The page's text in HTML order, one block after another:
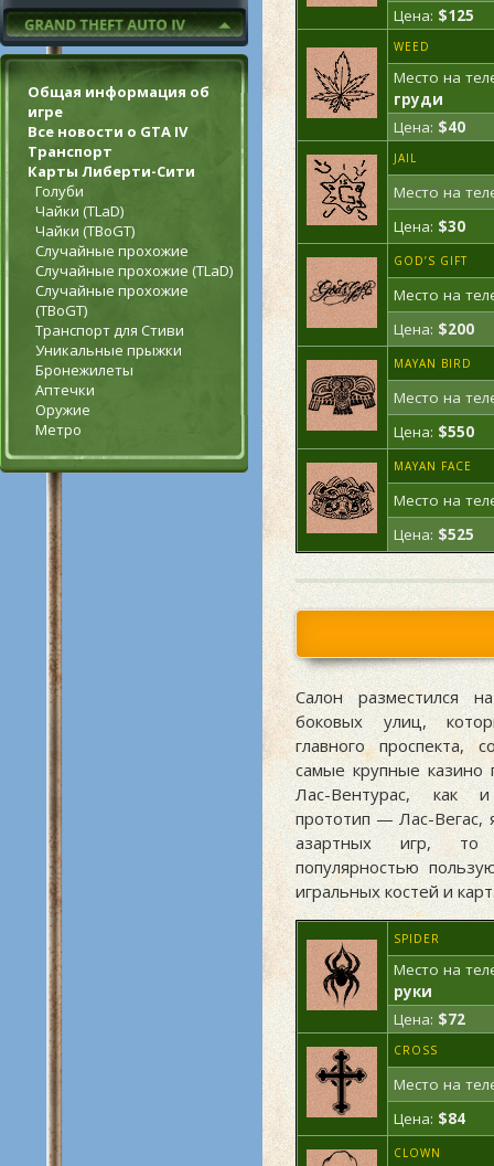
Общая информация об
игре
Все новости о GTA IV
Транспорт
Карты Либерти-Сити
Голуби
Чайки (TLaD)
Чайки (TBoGT)
Случайные прохожие
Случайные прохожие (TLaD)
Случайные прохожие
(TBoGT)
Транспорт для Стиви
Уникальные прыжки
Бронежилеты
Аптечки
Оружие
Метро
Цена: $125
WEED
Место на
груди
Цена: $40
JAIL
Место на
Цена: $30
GOD’S GIFT
Место на
Цена: $200
MAYAN BIRD
Место на
Цена: $550
MAYAN FACE
Место на
Цена: $525
Салон разместился
боковых улиц,
главного проспекта,
самые крупные казино
Лас-Вентурас, как
прототип — Лас-Вегас,
азартных игр, то
популярностью
игральных костей и
SPIDER
Место на
руки
Цена: $72
CROSS
Место на
Цена: $84
CLOWN